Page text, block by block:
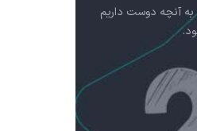
به آنچه دوست داریم